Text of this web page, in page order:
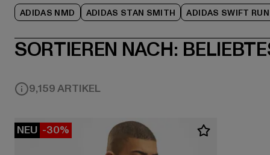
ADIDAS NMD ADIDAS STAN SMITH ADIDAS SWIFT RUN
SORTIEREN NACH:
9,159 ARTIKEL
NEU -30%